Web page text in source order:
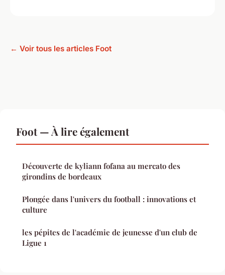
← Voir tous les articles Foot
Foot — À lire également
Découverte de kyliann fofana au mercato des
girondins de bordeaux
Plongée dans l'univers du football : innovations et
culture
les pépites de l'académie de jeunesse d'un club de
Ligue 1